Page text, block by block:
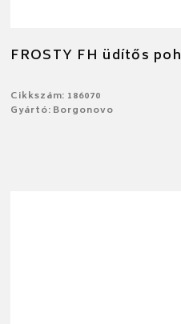
FROSTY FH üdítős
Cikkszám: 186070
Gyártó: Borgonovo